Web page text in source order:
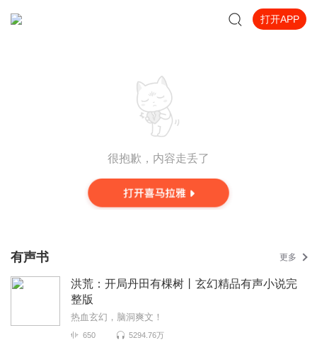
打开APP
很抱歉，内容走丢了
有声书 更多
洪荒：开局丹田有棵树丨玄幻精品有声小说完
整版
热血玄幻，脑洞爽文！
650 5294.76万